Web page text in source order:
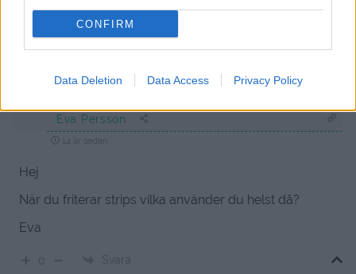
CONFIRM
Data Deletion Data Access Privacy Policy
14 år sedan
Roligt att grilla. Hemgjorda hamburgare är bäst
Svara
Eva Persson
14 år sedan
Hej
När du friterar strips vilka använder du helst då?
Eva
Svara